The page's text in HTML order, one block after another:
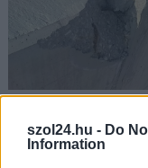
szol24.hu - Do
Information
Szolnok 2024,